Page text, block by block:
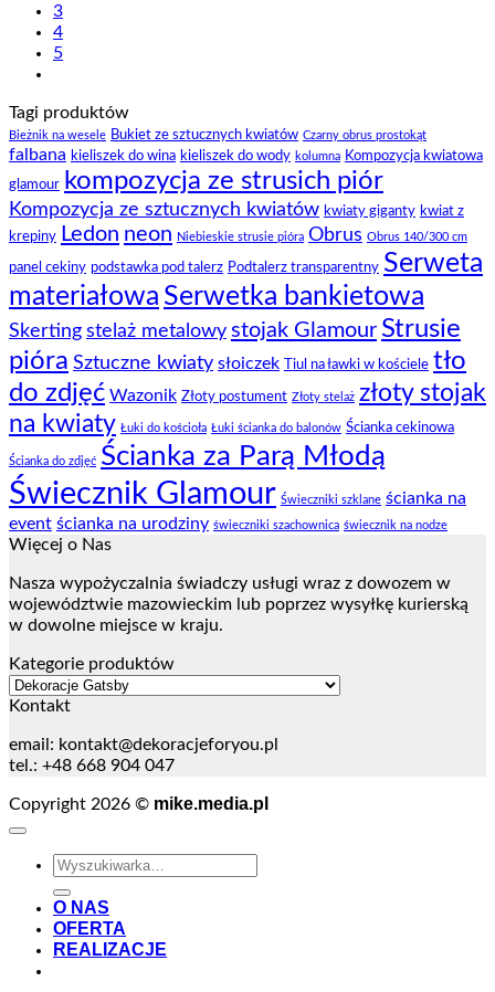
3
4
5
Tagi produktów
Bieżnik na wesele Bukiet ze sztucznych kwiatów Czarny obrus prostokąt
falbana kieliszek do wina kieliszek do wody kolumna Kompozycja kwiatowa
glamour kompozycja ze strusich piór
Kompozycja ze sztucznych kwiatów kwiaty giganty kwiat z
krepiny Ledon neon Niebieskie strusie pióra Obrus Obrus 140/300 cm
panel cekiny podstawka pod talerz Podtalerz transparentny Serweta
materiałowa Serwetka bankietowa
Skerting stelaż metalowy stojak Glamour Strusie
pióra Sztuczne kwiaty słoiczek Tiul na ławki w kościele tło
do zdjęć Wazonik Złoty postument Złoty stelaż złoty stojak
na kwiaty Łuki do kościoła Łuki ścianka do balonów Ścianka cekinowa
Ścianka do zdjęć Ścianka za Parą Młodą
Świecznik Glamour Świeczniki szklane ścianka na
event ścianka na urodziny świeczniki szachownica świecznik na nodze
Więcej o Nas
Nasza wypożyczalnia świadczy usługi wraz z dowozem w
województwie mazowieckim lub poprzez wysyłkę kurierską
w dowolne miejsce w kraju.
Kategorie produktów
Kontakt
email: kontakt@dekoracjeforyou.pl
tel.: +48 668 904 047
Copyright 2026 © mike.media.pl
Szukaj:
O NAS
OFERTA
REALIZACJE